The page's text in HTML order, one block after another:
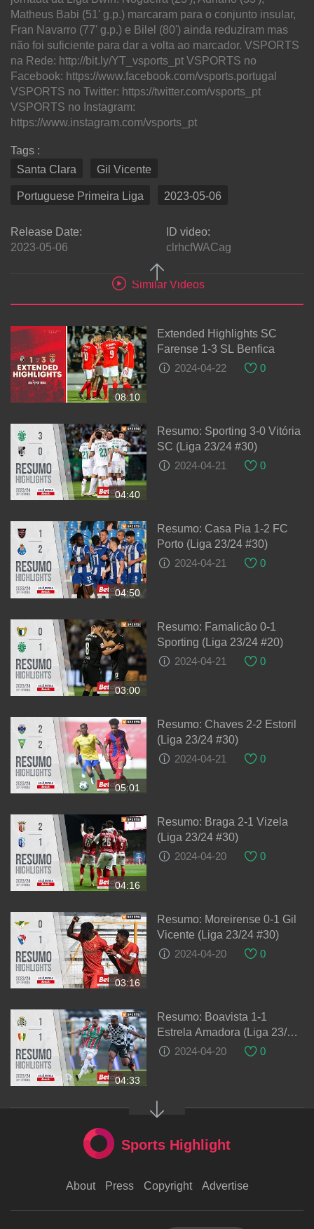
Matheus Babi (51' g.p.) marcaram para o conjunto insular,
Fran Navarro (77' g.p.) e Bilel (80') ainda reduziram mas
não foi suficiente para dar a volta ao marcador. VSPORTS
na Rede: http://bit.ly/YT_vsports_pt VSPORTS no
Facebook: https://www.facebook.com/vsports.portugal
VSPORTS no Twitter: https://twitter.com/vsports_pt
VSPORTS no Instagram:
https://www.instagram.com/vsports_pt
Tags :
Santa Clara
Gil Vicente
Portuguese Primeira Liga 2023-05-06
Release Date:
2023-05-06
ID video:
clrhcfWACag
Similar Videos
08:10
Extended Highlights SC
Farense 1-3 SL Benfica
2024-04-22
0
04:40
Resumo: Sporting 3-0 Vitória
SC (Liga 23/24 #30)
2024-04-21
0
04:50
Resumo: Casa Pia 1-2 FC
Porto (Liga 23/24 #30)
2024-04-21
0
03:00
Resumo: Famalicão 0-1
Sporting (Liga 23/24 #20)
2024-04-21
0
05:01
Resumo: Chaves 2-2 Estoril
(Liga 23/24 #30)
2024-04-21
0
04:16
Resumo: Braga 2-1 Vizela
(Liga 23/24 #30)
2024-04-20
0
03:16
Resumo: Moreirense 0-1 Gil
Vicente (Liga 23/24 #30)
2024-04-20
0
04:33
Resumo: Boavista 1-1
Estrela Amadora (Liga 23/24
#30)2024-04-20 0
Sports Highlight
About Press Copyright Advertise